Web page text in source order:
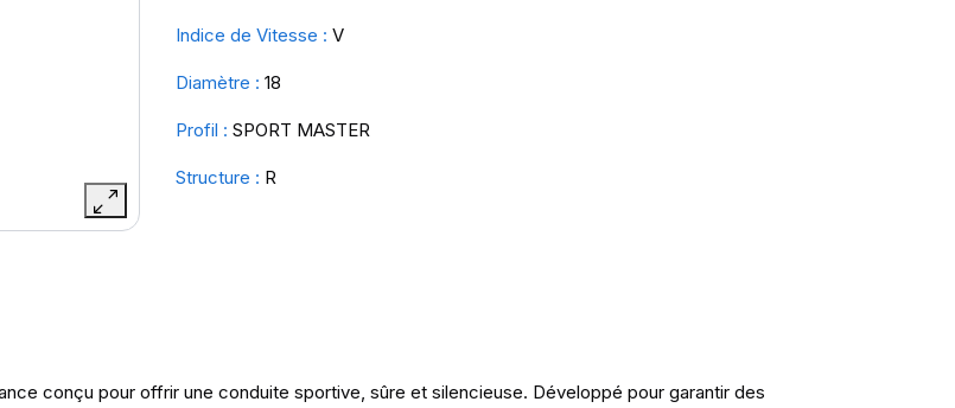
Indice de Vitesse : V
Diamètre : 18
Profil : SPORT MASTER
Structure : R
conçu pour offrir une conduite sportive, sûre et silencieuse. Développé pour garantir des